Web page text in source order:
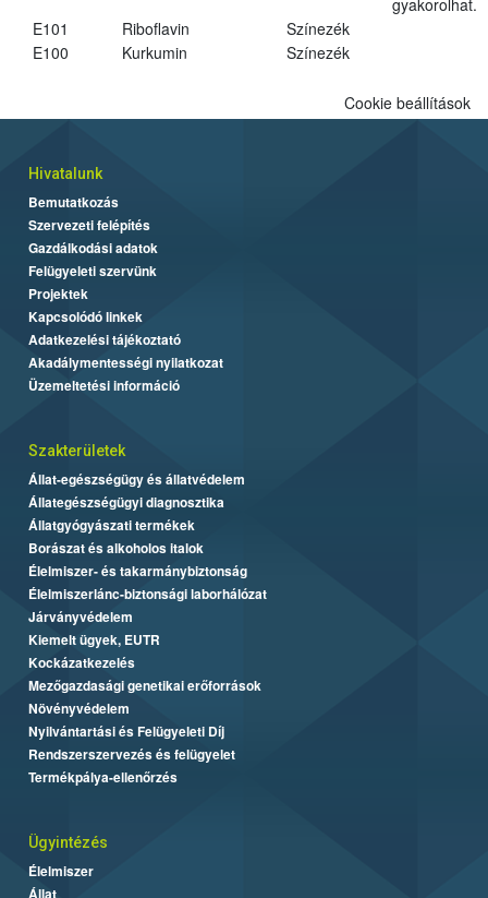
E101
Riboflavin
Színezék
E100
Kurkumin Színezék
Cookie beállítások
Hivatalunk
Bemutatkozás
Szervezeti felépítés
Gazdálkodási adatok
Felügyeleti szervünk
Projektek
Kapcsolódó linkek
Adatkezelési tájékoztató
Akadálymentességi nyilatkozat
Üzemeltetési információ
Szakterületek
Állat-egészségügy és állatvédelem
Állategészségügyi diagnosztika
Állatgyógyászati termékek
Borászat és alkoholos italok
Élelmiszer- és takarmánybiztonság
Élelmiszerlánc-biztonsági laborhálózat
Járványvédelem
Kiemelt ügyek, EUTR
Kockázatkezelés
Mezőgazdasági genetikai erőforrások
Növényvédelem
Nyilvántartási és Felügyeleti Díj
Rendszerszervezés és felügyelet
Termékpálya-ellenőrzés
Ügyintézés
Élelmiszer
Állat